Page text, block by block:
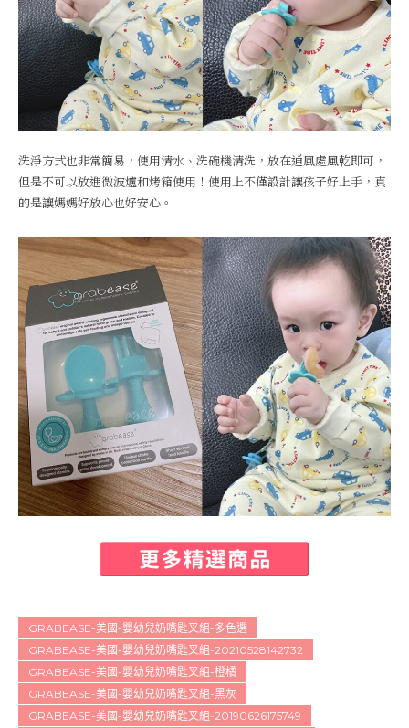
洗淨方式也非常簡易，使用清水、洗碗機清洗，放在通風處風乾即可，
但是不可以放進微波爐和烤箱使用！使用上不僅設計讓孩子好上手，真
的是讓媽媽好放心也好安心。
GRABEASE-美國-嬰幼兒奶嘴匙叉組-多色選
GRABEASE-美國-嬰幼兒奶嘴匙叉組-20210528142732
GRABEASE-美國-嬰幼兒奶嘴匙叉組-橙橘
GRABEASE-美國-嬰幼兒奶嘴匙叉組-黑灰
GRABEASE-美國-嬰幼兒奶嘴匙叉組-20190626175749